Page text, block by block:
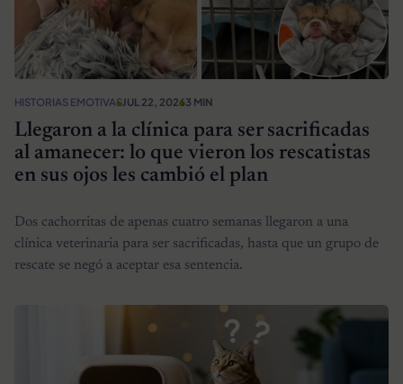
HISTORIAS EMOTIVASJUL 22, 20263 MIN
Llegaron a la clínica para ser sacrificadas
al amanecer: lo que vieron los rescatistas
en sus ojos les cambió el plan
Dos cachorritas de apenas cuatro semanas llegaron a una
clínica veterinaria para ser sacrificadas, hasta que un grupo de
rescate se negó a aceptar esa sentencia.